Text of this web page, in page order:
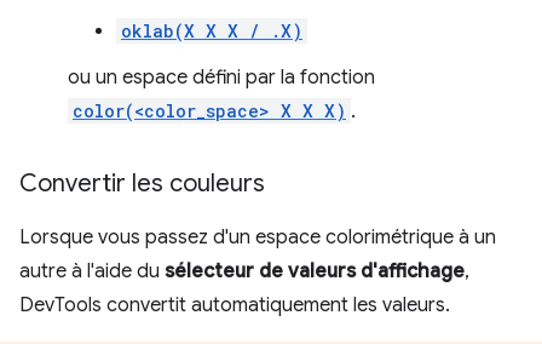
oklab(X X X / .X)
ou un espace défini par la fonction
color(<color_space> X X X) .
Convertir les couleurs
Lorsque vous passez d'un espace colorimétrique à un
autre à l'aide du sélecteur de valeurs d'affichage,
DevTools convertit automatiquement les valeurs.